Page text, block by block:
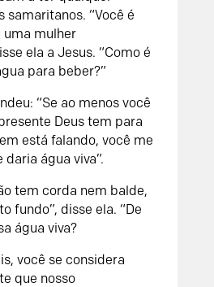
samaritanos. “Você é
uma mulher
ela a Jesus. “Como é
para beber?”
“Se ao menos você
Deus tem para
está falando, você me
água viva”.
tem corda nem balde,
fundo”, disse ela. “De
água viva?
você se considera
que nosso